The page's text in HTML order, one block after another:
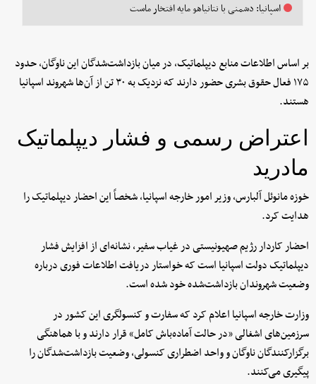
اسپانیا: دشمنی با نتانیاهو مایه افتخار ماست
بر اساس اطلاعات منابع دیپلماتیک، در میان بازداشت‌شدگان این ناوگان، حدود
۱۷۵ فعال حقوق بشری حضور دارند که نزدیک به ۳۰ تن از آن‌ها شهروند اسپانیا
هستند.
اعتراض رسمی و فشار دیپلماتیک
مادرید
خوزه مانوئل آلبارس، وزیر امور خارجه اسپانیا، شخصاً این احضار دیپلماتیک را
هدایت کرد.
احضار کاردار رژیم صهیونیستی در غیاب سفیر، نشانه‌ای از افزایش فشار
دیپلماتیک دولت اسپانیا است که خواستار دریافت اطلاعات فوری درباره
وضعیت شهروندان بازداشت‌شده خود شده است.
وزارت خارجه اسپانیا اعلام کرد که سفارت و کنسولگری این کشور در
سرزمین‌های اشغالی «در حالت آماده‌باش کامل» قرار دارند و با هماهنگی
برگزارکنندگان ناوگان و واحد اضطراری کنسولی، وضعیت بازداشت‌شدگان را
پیگیری می‌کنند.